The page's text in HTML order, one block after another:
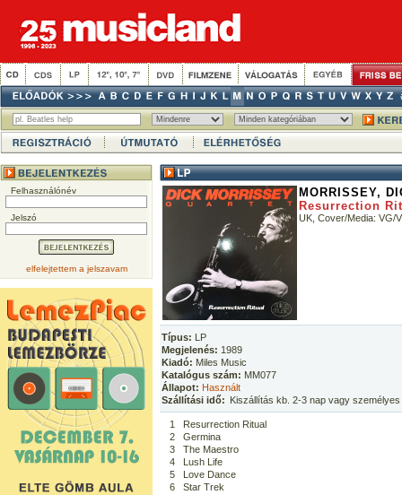
Felhasználónév
Jelszó
elfelejtettem a jelszavam
MORRISSEY,
Resurrection
UK, Cover/Media: VG/
Típus: LP
Megjelenés: 1989
Kiadó: Miles Music
Katalógus szám: MM077
Állapot: Használt
Szállítási idő: Kiszállítás kb. 2-3 nap vagy
1
Resurrection Ritual
2
Germina
3
The Maestro
4
Lush Life
5
Love Dance
6
Star Trek